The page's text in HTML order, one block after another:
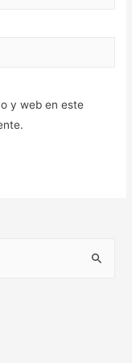
y web en este